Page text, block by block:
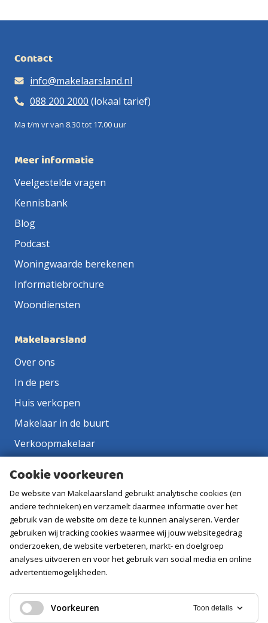
Contact
info@makelaarsland.nl
088 200 2000 (lokaal tarief)
Ma t/m vr van 8.30 tot 17.00 uur
Meer informatie
Veelgestelde vragen
Kennisbank
Blog
Podcast
Woningwaarde berekenen
Informatiebrochure
Woondiensten
Makelaarsland
Over ons
In de pers
Huis verkopen
Makelaar in de buurt
Verkoopmakelaar
Vacatures
Volg ons
Cookie voorkeuren
De website van Makelaarsland gebruikt analytische cookies (en
andere technieken) en verzamelt daarmee informatie over het
gebruik van de website om deze te kunnen analyseren. Verder
gebruiken wij tracking cookies waarmee wij jouw websitegedrag
onderzoeken, de website verbeteren, markt- en doelgroep
analyses uitvoeren en voor het gebruik van social media en online
advertentiemogelijkheden.
Voorkeuren Toon details